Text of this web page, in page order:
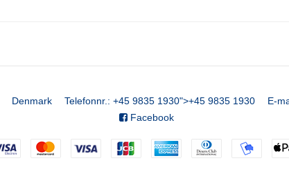
Denmark Telefonnr.: +45 9835 1930">+45 9835 1930 E-
Facebook